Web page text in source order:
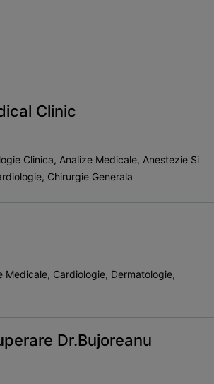
Clinic
Clinica, Analize Medicale, Anestezie Si
Chirurgie Generala
Medicale, Cardiologie, Dermatologie,
Dr.Bujoreanu